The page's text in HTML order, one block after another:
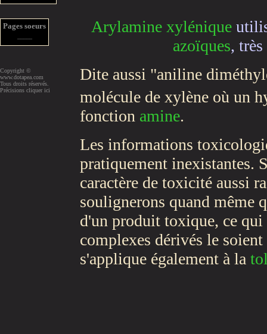
Pages soeurs
Copyright ©
www.dotapea.com
Tous droits réservés.
Précisions cliquer ici
Arylamine xylénique
azoïques,
Dite aussi "aniline
molécule de xylène où un
fonction amine.
Les informations
pratiquement inexistantes.
caractère de toxicité aussi
soulignerons quand même
d'un produit toxique, ce qui
complexes dérivés le
s'applique également à la